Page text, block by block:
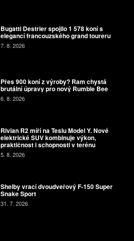
Bugatti Destrier spojilo 1 578 koní s
elegancí francouzského grand toureru
7. 8. 2026
Přes 900 koní z výroby? Ram chystá
brutální úpravy pro nový Rumble Bee
6. 8. 2026
Rivian R2 míří na Teslu Model Y. Nové
elektrické SUV kombinuje výkon,
praktičnost i schopnosti v terénu
5. 8. 2026
Shelby vrací dvoudveřový F-150 Super
Snake Sport
31. 7. 2026